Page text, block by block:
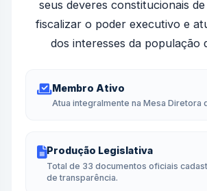
seus deveres constitucionais
fiscalizar o poder executivo e
dos interesses da população
Membro Ativo
Atua integralmente na Mesa Diretora
Produção Legislativa
Total de 33 documentos oficiais
de transparência.